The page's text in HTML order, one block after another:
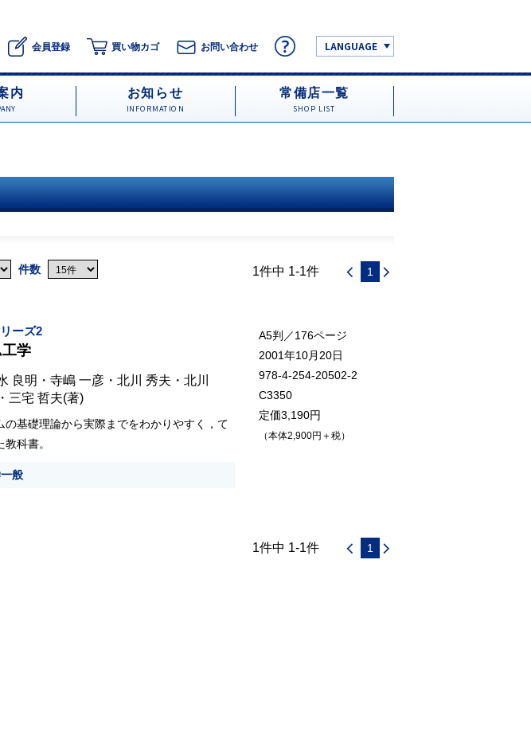
会員登録 買い物カゴ お問い合わせ LANGUAGE
内 お知らせ
INFORMATION
常備店一覧
SHOP LIST
件数 1件中 1-1件 1
ーズ2
学
良明 ・ 寺嶋 一彦 ・ 北川 秀夫 ・ 北川
・ 三宅 哲夫(著)
の基礎理論から実際までをわかりやすく，て
科書。
般
A5判／176ページ
2001年10月20日
978-4-254-20502-2
C3350
定価3,190円
（本体2,900円＋税）
1件中 1-1件 1